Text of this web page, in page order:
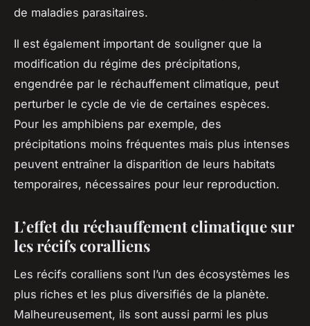
de maladies parasitaires.
Il est également important de souligner que la
modification du régime des précipitations,
engendrée par le réchauffement climatique, peut
perturber le cycle de vie de certaines espèces.
Pour les amphibiens par exemple, des
précipitations moins fréquentes mais plus intenses
peuvent entraîner la disparition de leurs habitats
temporaires, nécessaires pour leur reproduction.
L’effet du réchauffement climatique sur
les récifs coralliens
Les récifs coralliens sont l’un des écosystèmes les
plus riches et les plus diversifiés de la planète.
Malheureusement, ils sont aussi parmi les plus